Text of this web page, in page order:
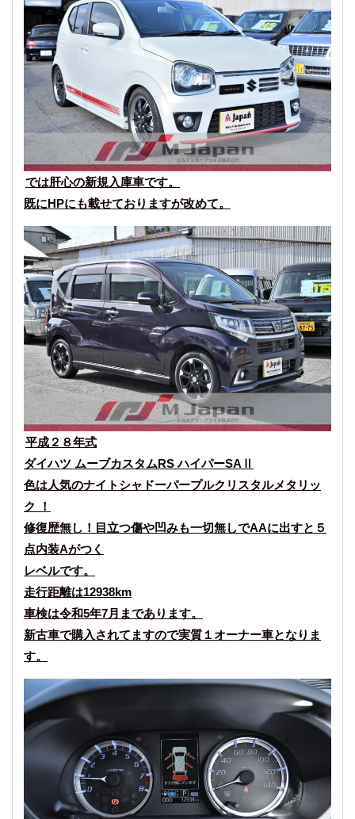
では肝心の新規入庫車です。
既にHPにも載せておりますが改めて。
平成２８年式
ダイハツ ムーブカスタムRS ハイパーSAⅡ
色は人気のナイトシャドーパープルクリスタルメタリッ
ク ！
修復歴無し！目立つ傷や凹みも一切無しでAAに出すと５
点内装Aがつく
レベルです。
走行距離は12938km
車検は令和5年7月まであります。
新古車で購入されてますので実質１オーナー車となりま
す。